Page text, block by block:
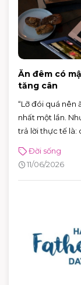
Ăn đêm có
tăng cân
“Lỡ đói quá nên
nhất một lần.
trả lời thực tế là:
Đời sống
11/06/2026